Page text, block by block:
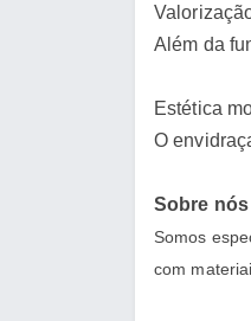
Além da
Estética
O
Sobre nós
Somos
com